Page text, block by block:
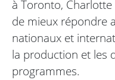
à Toronto,
de mieux répondre
nationaux et
la production et les
programmes.